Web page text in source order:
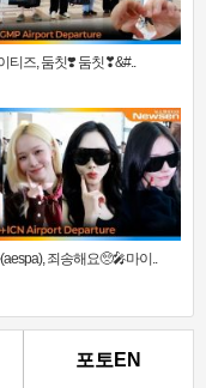
티즈, 둠칫❣️ 둠칫❣&#..
죄송해요🥺🎤마이..
포토EN